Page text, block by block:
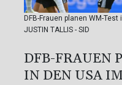
DFB-Frauen planen WM-
JUSTIN TALLIS - SID
DFB-FRAUEN
IN DEN USA